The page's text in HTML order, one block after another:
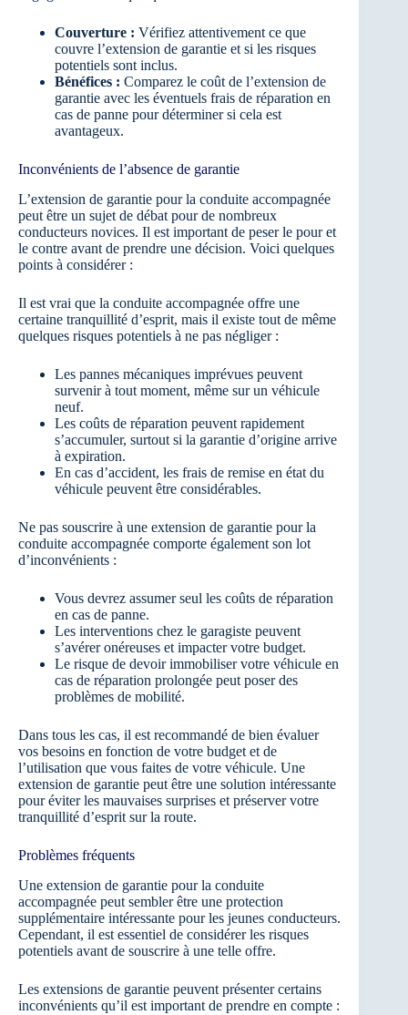
Couverture : Vérifiez attentivement ce que
couvre l’extension de garantie et si les risques
potentiels sont inclus.
Bénéfices : Comparez le coût de l’extension de
garantie avec les éventuels frais de réparation en
cas de panne pour déterminer si cela est
avantageux.
Inconvénients de l’absence de garantie
L’extension de garantie pour la conduite accompagnée
peut être un sujet de débat pour de nombreux
conducteurs novices. Il est important de peser le pour et
le contre avant de prendre une décision. Voici quelques
points à considérer :
Il est vrai que la conduite accompagnée offre une
certaine tranquillité d’esprit, mais il existe tout de même
quelques risques potentiels à ne pas négliger :
Les pannes mécaniques imprévues peuvent
survenir à tout moment, même sur un véhicule
neuf.
Les coûts de réparation peuvent rapidement
s’accumuler, surtout si la garantie d’origine arrive
à expiration.
En cas d’accident, les frais de remise en état du
véhicule peuvent être considérables.
Ne pas souscrire à une extension de garantie pour la
conduite accompagnée comporte également son lot
d’inconvénients :
Vous devrez assumer seul les coûts de réparation
en cas de panne.
Les interventions chez le garagiste peuvent
s’avérer onéreuses et impacter votre budget.
Le risque de devoir immobiliser votre véhicule en
cas de réparation prolongée peut poser des
problèmes de mobilité.
Dans tous les cas, il est recommandé de bien évaluer
vos besoins en fonction de votre budget et de
l’utilisation que vous faites de votre véhicule. Une
extension de garantie peut être une solution intéressante
pour éviter les mauvaises surprises et préserver votre
tranquillité d’esprit sur la route.
Problèmes fréquents
Une extension de garantie pour la conduite
accompagnée peut sembler être une protection
supplémentaire intéressante pour les jeunes conducteurs.
Cependant, il est essentiel de considérer les risques
potentiels avant de souscrire à une telle offre.
Les extensions de garantie peuvent présenter certains
inconvénients qu’il est important de prendre en compte :